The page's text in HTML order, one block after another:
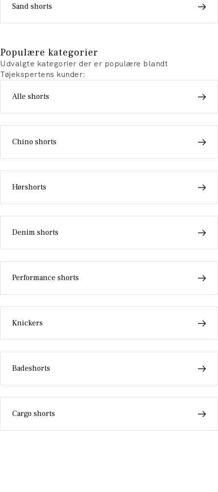
Sand shorts
Populære kategorier
Udvalgte kategorier der er populære blandt
Tøjekspertens kunder:
Alle shorts
Chino shorts
Hørshorts
Denim shorts
Performance shorts
Knickers
Badeshorts
Cargo shorts